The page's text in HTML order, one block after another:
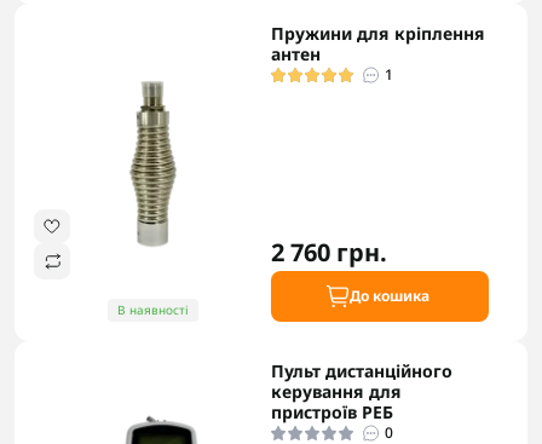
В наявності
Пружини для кріплення
антен
1
2 760 грн.
До кошика
Пульт дистанційного
керування для
пристроїв РЕБ
0